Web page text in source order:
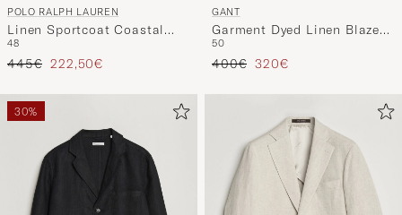
POLO RALPH LAUREN
Linen Sportcoat Coastal
Beige
48
Regulärer Preis
445€ Reduzierter Preis
222,50€
GANT
Garment Dyed Linen Blazer
Evening Blue
50
Regulärer Preis
400€ Reduzierter Preis
320€
30%